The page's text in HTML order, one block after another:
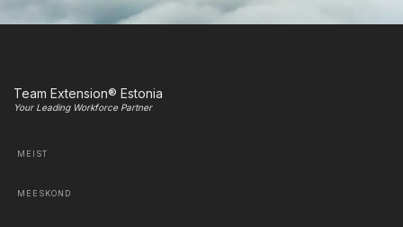
Team Extension® Estonia
Your Leading Workforce Partner
MEIST
MEESKOND